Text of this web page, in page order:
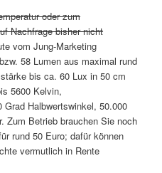
oder zum
Nachfrage bisher nicht
vom Jung-Marketing
58 Lumen aus maximal rund
bis ca. 60 Lux in 50 cm
5600 Kelvin,
Grad Halbwertswinkel, 50.000
Zum Betrieb brauchen Sie noch
rund 50 Euro; dafür können
vermutlich in Rente